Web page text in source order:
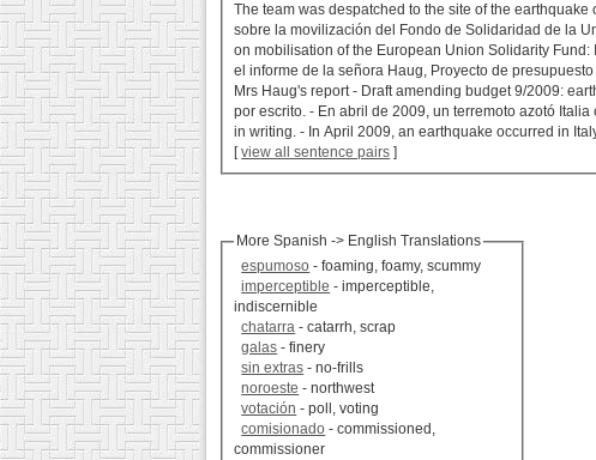
The team was despatched to the site of the earthquake
sobre la movilización del Fondo de Solidaridad de la
on mobilisation of the European Union Solidarity Fund:
el informe de la señora Haug, Proyecto de
Mrs Haug's report - Draft amending budget 9/2009:
por escrito. - En abril de 2009, un terremoto azotó
in writing. - In April 2009, an earthquake occurred in
[view all sentence pairs ]
More Spanish -> English Translations
espumoso - foaming, foamy, scummy
imperceptible - imperceptible,
indiscernible
chatarra - catarrh, scrap
galas - finery
sin extras - no-frills
noroeste - northwest
votación - poll, voting
comisionado - commissioned,
commissioner